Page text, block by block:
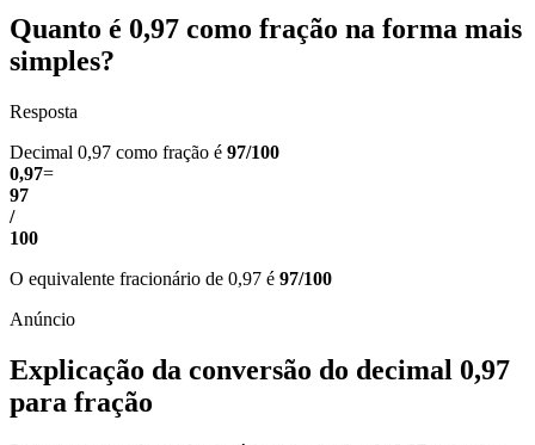
Quanto é 0,97 como fração na forma mais
simples?
Resposta
Decimal 0,97 como fração é 97/100
0,97=
97
/
100
O equivalente fracionário de 0,97 é 97/100
Explicação da conversão do decimal 0,97
para fração